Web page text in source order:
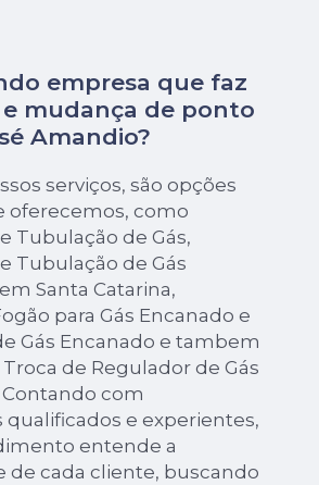
empresa que faz
mudança de ponto
Amandio?
serviços, são opções
oferecemos, como
Tubulação de Gás,
Tubulação de Gás
Santa Catarina,
para Gás Encanado e
Gás Encanado e tambem
de Regulador de Gás
Contando com
qualificados e experientes,
entende a
de cada cliente, buscando